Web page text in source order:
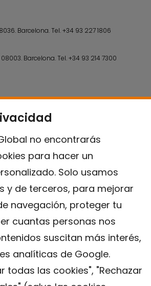
no encontrarás
para hacer un
Solo usamos
y de terceros, para mejorar
navegación, proteger tu
cuantas personas nos
suscitan más interés,
analíticas de Google.
todas las cookies", "Rechazar
Barcelona.Tel.+34 93 227 1806
Barcelona.Tel.+34 93 214 7300